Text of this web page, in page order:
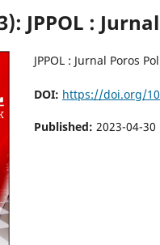
JPPOL :
JPPOL : Jurnal Poros
DOI: https://doi.org/
Published: 2023-04-30